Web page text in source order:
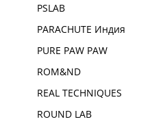
PSLAB
PARACHUTE Индия
PURE PAW PAW
ROM&ND
REAL TECHNIQUES
ROUND LAB